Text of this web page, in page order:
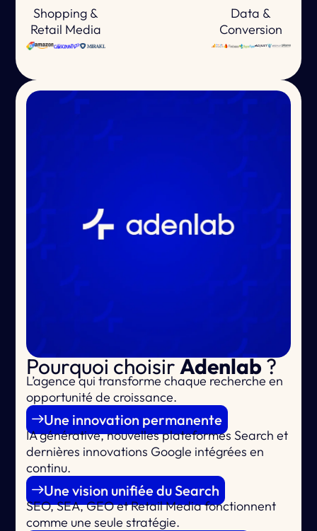
Shopping &
Retail Media
Data &
Conversion
Pourquoi choisirAdenlab?
L’agence quitransforme chaque recherche en
opportunité de croissance.
Une innovation permanente
IA générative, nouvelles plateformes Search et
dernières innovations Google intégrées en
continu.
Une vision unifiée du Search
SEO, SEA, GEO et Retail Media fonctionnent
comme une seule stratégie.